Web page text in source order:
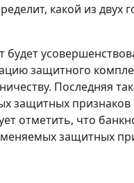
какой из
защитного
Последняя
защитных
отметить, что
защитных